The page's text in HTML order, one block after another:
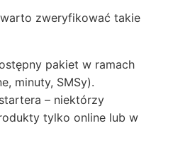
zweryfikować takie
pakiet w ramach
minuty, SMSy).
– niektórzy
tylko online lub w